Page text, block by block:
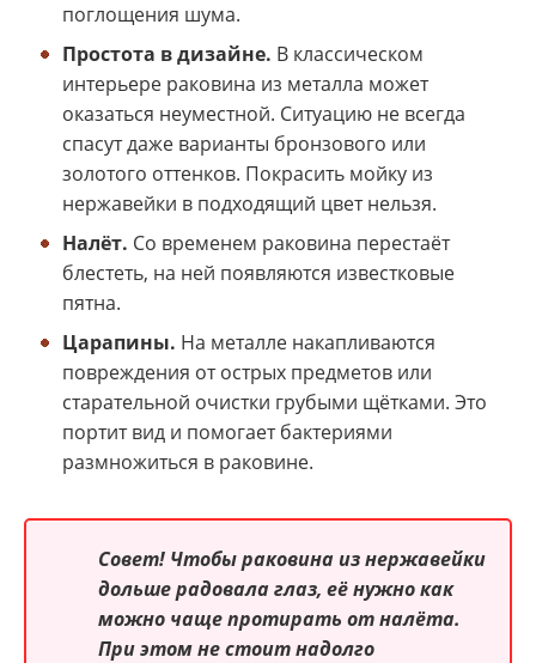
поглощения шума.
Простота в дизайне. В классическом
интерьере раковина из металла может
оказаться неуместной. Ситуацию не всегда
спасут даже варианты бронзового или
золотого оттенков. Покрасить мойку из
нержавейки в подходящий цвет нельзя.
Налёт. Со временем раковина перестаёт
блестеть, на ней появляются известковые
пятна.
Царапины. На металле накапливаются
повреждения от острых предметов или
старательной очистки грубыми щётками. Это
портит вид и помогает бактериями
размножиться в раковине.
Совет! Чтобы раковина из нержавейки
дольше радовала глаз, её нужно как
можно чаще протирать от налёта.
При этом не стоит надолго